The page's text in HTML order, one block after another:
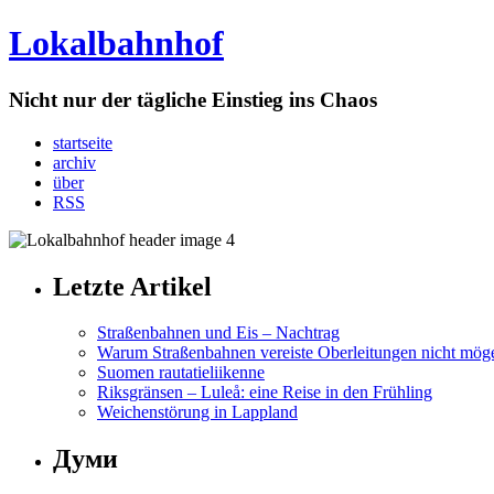
Lokalbahnhof
Nicht nur der tägliche Einstieg ins Chaos
startseite
archiv
über
RSS
Letzte Artikel
Straßenbahnen und Eis – Nachtrag
Warum Straßenbahnen vereiste Oberleitungen nicht
Suomen rautatieliikenne
Riksgränsen – Luleå: eine Reise in den Frühling
Weichenstörung in Lappland
Думи